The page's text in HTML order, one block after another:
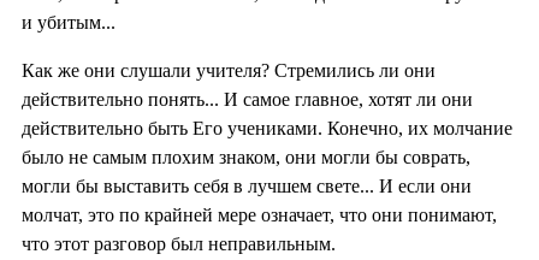
и убитым...
Как же они слушали учителя? Стремились ли они
действительно понять... И самое главное, хотят ли они
действительно быть Его учениками. Конечно, их молчание
было не самым плохим знаком, они могли бы соврать,
могли бы выставить себя в лучшем свете... И если они
молчат, это по крайней мере означает, что они понимают,
что этот разговор был неправильным.